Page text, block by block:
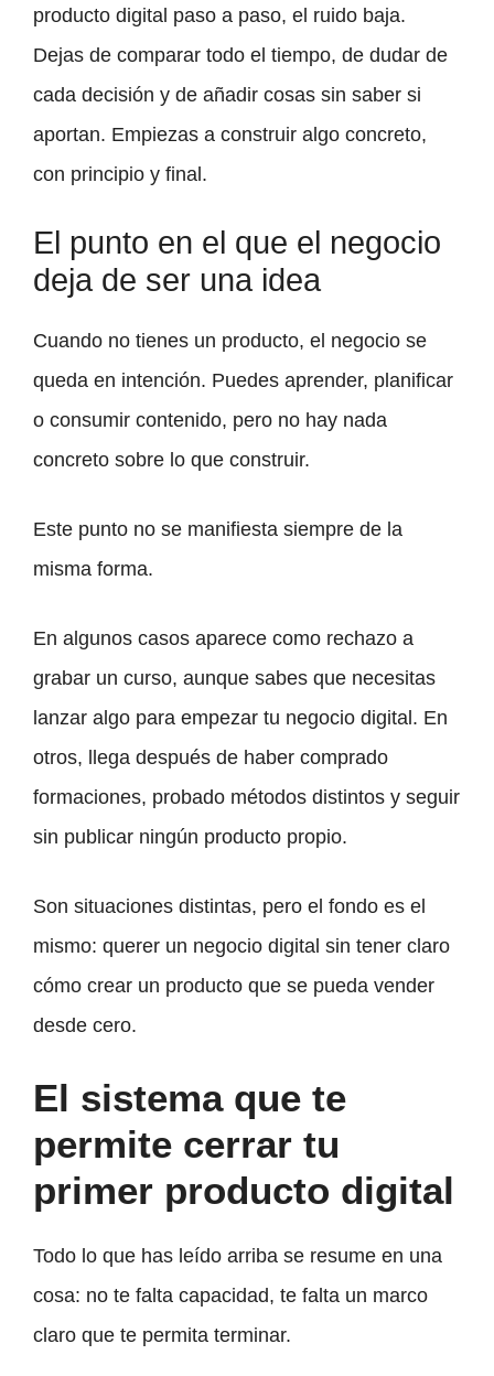
producto digital paso a paso, el ruido baja.
Dejas de comparar todo el tiempo, de dudar de
cada decisión y de añadir cosas sin saber si
aportan. Empiezas a construir algo concreto,
con principio y final.
El punto en el que el negocio
deja de ser una idea
Cuando no tienes un producto, el negocio se
queda en intención. Puedes aprender, planificar
o consumir contenido, pero no hay nada
concreto sobre lo que construir.
Este punto no se manifiesta siempre de la
misma forma.
En algunos casos aparece como rechazo a
grabar un curso, aunque sabes que necesitas
lanzar algo para empezar tu negocio digital. En
otros, llega después de haber comprado
formaciones, probado métodos distintos y seguir
sin publicar ningún producto propio.
Son situaciones distintas, pero el fondo es el
mismo: querer un negocio digital sin tener claro
cómo crear un producto que se pueda vender
desde cero.
El sistema que te
permite cerrar tu
primer producto digital
Todo lo que has leído arriba se resume en una
cosa: no te falta capacidad, te falta un marco
claro que te permita terminar.